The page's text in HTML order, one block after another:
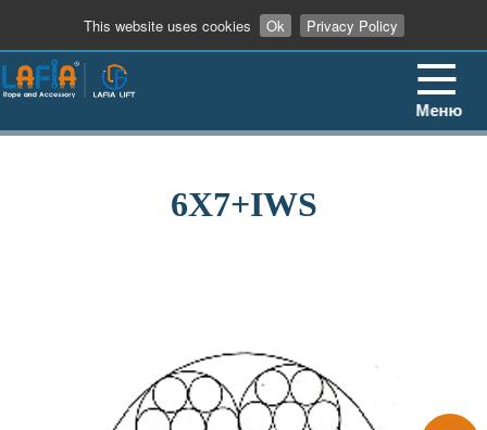
This website uses cookies Ok Privacy Policy
+86 13862909906
Меню
6X7+IWS